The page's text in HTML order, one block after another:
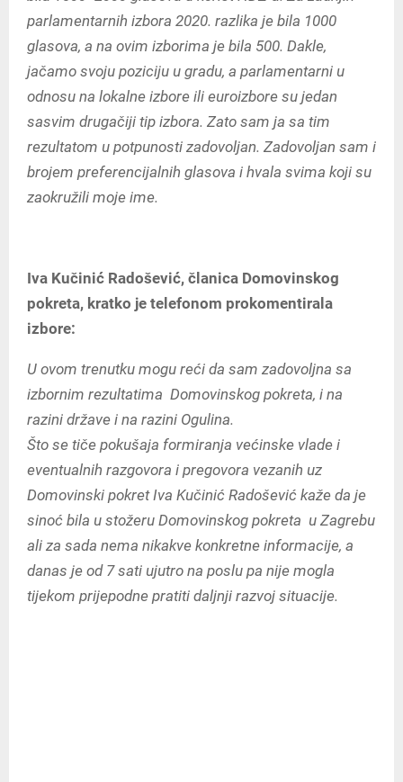
parlamentarnih izbora 2020. razlika je bila 1000
glasova, a na ovim izborima je bila 500. Dakle,
jačamo svoju poziciju u gradu, a parlamentarni u
odnosu na lokalne izbore ili euroizbore su jedan
sasvim drugačiji tip izbora. Zato sam ja sa tim
rezultatom u potpunosti zadovoljan. Zadovoljan sam i
brojem preferencijalnih glasova i hvala svima koji su
zaokružili moje ime.
Iva Kučinić Radošević, članica Domovinskog
pokreta, kratko je telefonom prokomentirala
izbore:
U ovom trenutku mogu reći da sam zadovoljna sa
izbornim rezultatima Domovinskog pokreta, i na
razini države i na razini Ogulina.
Što se tiče pokušaja formiranja većinske vlade i
eventualnih razgovora i pregovora vezanih uz
Domovinski pokret Iva Kučinić Radošević kaže da je
sinoć bila u stožeru Domovinskog pokreta u Zagrebu
ali za sada nema nikakve konkretne informacije, a
danas je od 7 sati ujutro na poslu pa nije mogla
tijekom prijepodne pratiti daljnji razvoj situacije.